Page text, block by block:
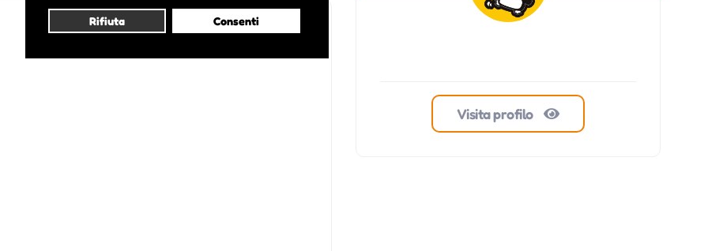
Rifiuta Consenti
Visita profilo